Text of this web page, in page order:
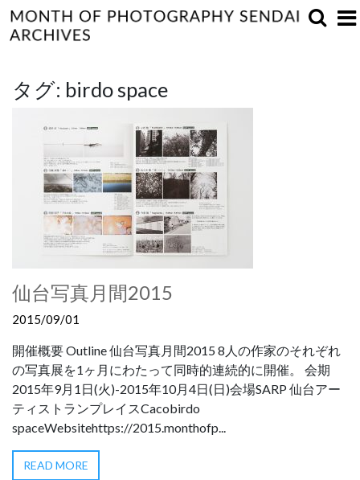
タグ: birdo space
仙台写真月間2015
2015/09/01
開催概要 Outline 仙台写真月間2015 8人の作家のそれぞれ
の写真展を1ヶ月にわたって同時的連続的に開催。 会期
2015年9月1日(火)-2015年10月4日(日)会場SARP 仙台アー
ティストランプレイスCacobirdo
spaceWebsitehttps://2015.monthofp...
READ MORE